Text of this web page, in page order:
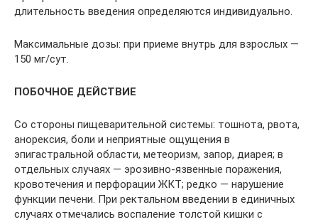
длительность введения определяются индивидуально.
Максимальные дозы: при приеме внутрь для взрослых —
150 мг/сут.
ПОБОЧНОЕ ДЕЙСТВИЕ
Со стороны пищеварительной системы: тошнота, рвота,
анорексия, боли и неприятные ощущения в
эпигастральной области, метеоризм, запор, диарея; в
отдельных случаях — эрозивно-язвенные поражения,
кровотечения и перфорации ЖКТ; редко — нарушение
функции печени. При ректальном введении в единичных
случаях отмечались воспаление толстой кишки с